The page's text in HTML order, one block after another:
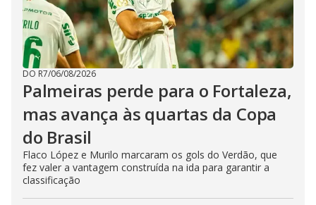
DO R7/06/08/2026
Palmeiras perde para o Fortaleza,
mas avança às quartas da Copa
do Brasil
Flaco López e Murilo marcaram os gols do Verdão, que
fez valer a vantagem construída na ida para garantir a
classificação